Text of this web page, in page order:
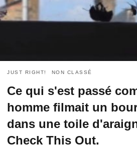
JUST RIGHT! NON CLASSÉ
Ce qui s'est passé
homme filmait un
dans une toile
Check This Out.